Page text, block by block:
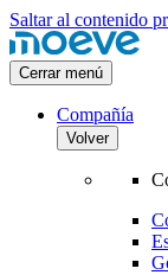
Saltar al contenido
Cerrar menú
Compañía
Volver